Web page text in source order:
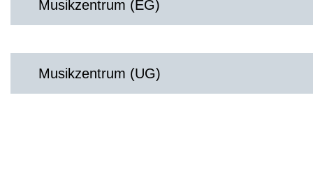
Musikzentrum (EG)
Musikzentrum (UG)